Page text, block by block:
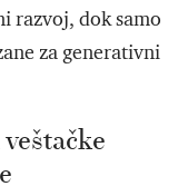
razvoj, dok samo
za generativni